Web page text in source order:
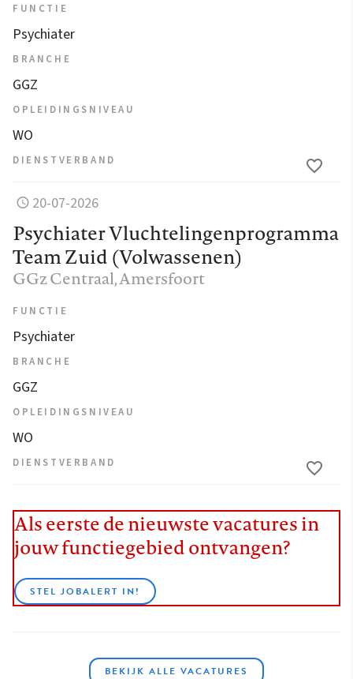
FUNCTIE
Psychiater
BRANCHE
GGZ
OPLEIDINGSNIVEAU
WO
DIENSTVERBAND
20-07-2026
Psychiater Vluchtelingenprogramma
Team Zuid (Volwassenen)
GGz Centraal, Amersfoort
FUNCTIE
Psychiater
BRANCHE
GGZ
OPLEIDINGSNIVEAU
WO
DIENSTVERBAND
Als eerste de nieuwste vacatures in
jouw functiegebied ontvangen?
STEL JOBALERT IN!
BEKIJK ALLE VACATURES